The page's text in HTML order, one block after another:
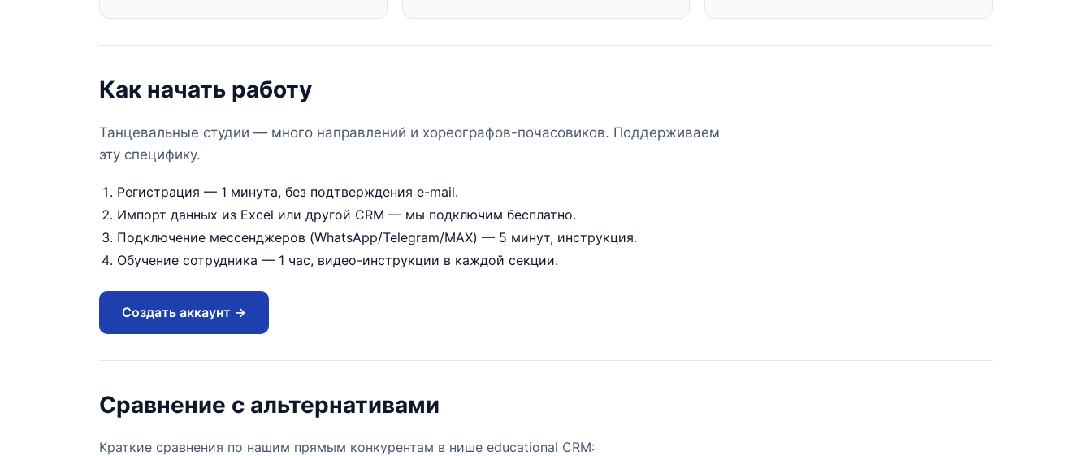
Как начать работу
Танцевальные студии — много направлений и хореографов-почасовиков. Поддерживаем
эту специфику.
Регистрация — 1 минута, без подтверждения e-mail.
Импорт данных из Excel или другой CRM — мы подключим бесплатно.
Подключение мессенджеров (WhatsApp/Telegram/MAX) — 5 минут, инструкция.
Обучение сотрудника — 1 час, видео-инструкции в каждой секции.
Создать аккаунт →
Сравнение с альтернативами
Краткие сравнения по нашим прямым конкурентам в нише educational CRM: